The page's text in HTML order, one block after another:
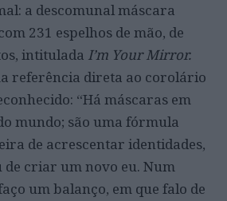
a descomunal máscara
231 espelhos de mão, de
intitulada I’m Your Mirror.
referência direta ao corolário
“Há máscaras em
mundo; são uma fórmula
de acrescentar identidades,
de criar um novo eu. Num
um balanço, em que falo de